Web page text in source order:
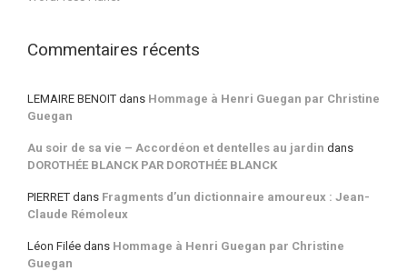
Commentaires récents
LEMAIRE BENOIT dans Hommage à Henri Guegan par Christine
Guegan
Au soir de sa vie – Accordéon et dentelles au jardin dans
DOROTHÉE BLANCK PAR DOROTHÉE BLANCK
PIERRET dans Fragments d’un dictionnaire amoureux : Jean-
Claude Rémoleux
Léon Filée dans Hommage à Henri Guegan par Christine
Guegan